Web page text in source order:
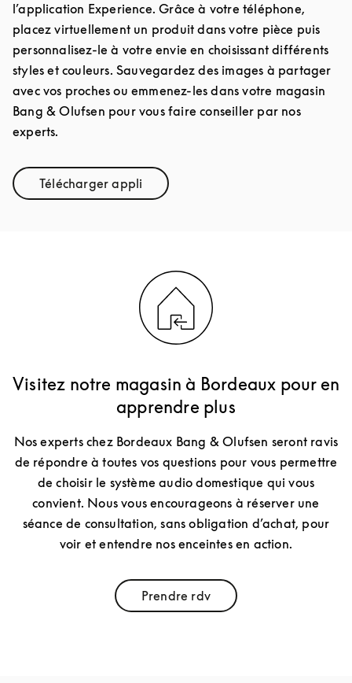
l’application Experience. Grâce à votre téléphone,
placez virtuellement un produit dans votre pièce puis
personnalisez-le à votre envie en choisissant différents
styles et couleurs. Sauvegardez des images à partager
avec vos proches ou emmenez-les dans votre magasin
Bang & Olufsen pour vous faire conseiller par nos
experts.
Télécharger appliLink Opens in New Tab
Visitez notre magasin à Bordeaux pour en
apprendre plus
Nos experts chez Bordeaux Bang & Olufsen seront ravis
de répondre à toutes vos questions pour vous permettre
de choisir le système audio domestique qui vous
convient. Nous vous encourageons à réserver une
séance de consultation, sans obligation d’achat, pour
voir et entendre nos enceintes en action.
Prendre rdv
Link Opens in New Tab